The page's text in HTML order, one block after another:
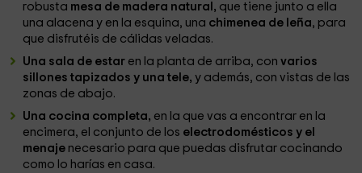
robusta mesa de madera natural, que tiene junto a ella
una alacena y en la esquina, una chimenea de leña, para
que disfrutéis de cálidas veladas.
Una sala de estar en la planta de arriba, con varios
sillones tapizados y una tele, y además, con vistas de las
zonas de abajo.
Una cocina completa, en la que vas a encontrar en la
encimera, el conjunto de los electrodomésticos y el
menaje necesario para que puedas disfrutar cocinando
como lo harías en casa.